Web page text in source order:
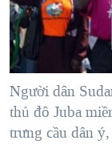
"Tìm"NGƯỜI VIỆT
ĐỜI SỐNG
KINH TẾ
SỨC KHOẺ
TẠI
HÀNH TRÌNH
MỘT NĂM
GIẢI MÃ
NGÀY TỊ NẠN
VIDEO
NGHE
MẠNG XÃ HỘI
Người dân
thủ đô Juba
trưng cầu dân